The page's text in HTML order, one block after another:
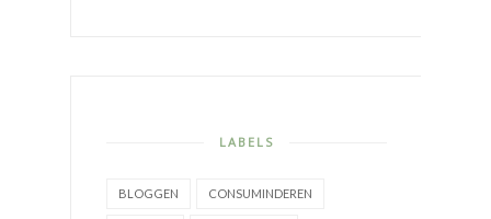
LABELS
BLOGGEN CONSUMINDEREN